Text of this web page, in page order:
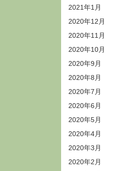
2021年1月
2020年12月
2020年11月
2020年10月
2020年9月
2020年8月
2020年7月
2020年6月
2020年5月
2020年4月
2020年3月
2020年2月